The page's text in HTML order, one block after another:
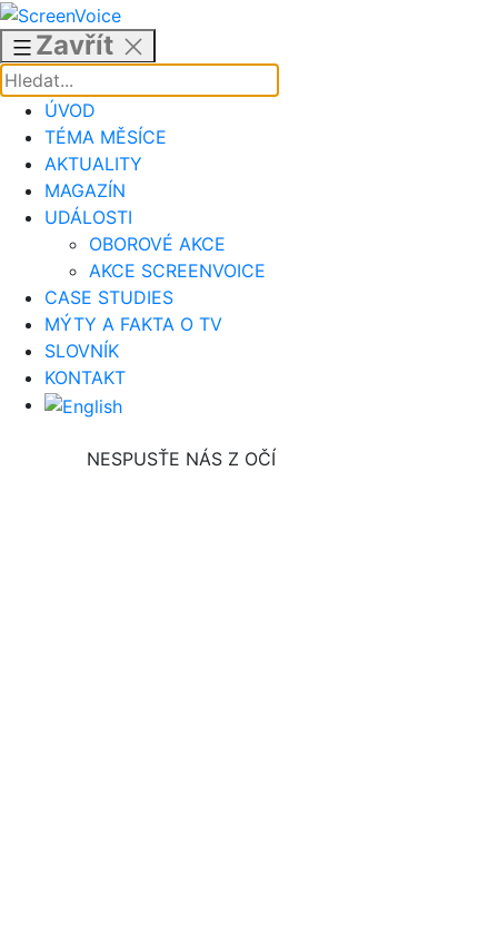
Přejít
obsahu
Zavřít
ÚVOD
TÉMA MĚSÍCE
AKTUALITY
MAGAZÍN
UDÁLOSTI
OBOROVÉ AKCE
AKCE SCREENVOICE
CASE STUDIES
MÝTY A FAKTA O TV
SLOVNÍK
KONTAKT
NESPUSŤE NÁS Z OČÍ